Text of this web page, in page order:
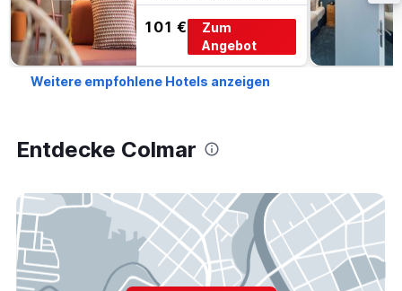
101 €
Zum
Angebot
Weitere empfohlene Hotels anzeigen
Entdecke Colmar